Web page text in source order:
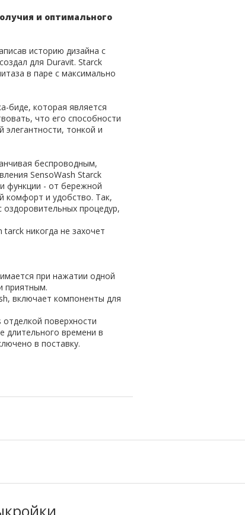
и оптимального
историю дизайна с
для Duravit. Starck
в паре с максимально
биде, которая является
что его способности
элегантности, тонкой и
беспроводным,
SensoWash Starck
функции - от бережной
комфорт и удобство. Так,
процедур,
никогда не захочет
при нажатии одной
приятным.
включает компоненты для
поверхности
длительного времени в
в поставку.